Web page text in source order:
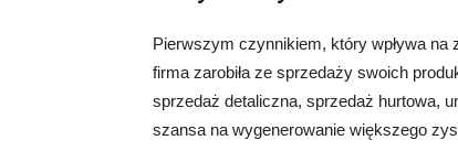
Pierwszym czynnikiem, który wpływa
firma zarobiła ze sprzedaży swoich
sprzedaż detaliczna, sprzedaż hurtowa,
szansa na wygenerowanie większego